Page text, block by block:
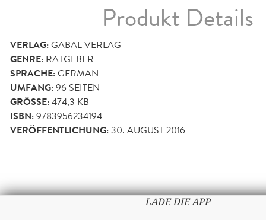
Produkt Details
VERLAG:GABAL VERLAG
GENRE: RATGEBER
SPRACHE:GERMAN
UMFANG:96 SEITEN
GRÖSSE: 474,3 KB
ISBN:9783956234194
VERÖFFENTLICHUNG:30. AUGUST 2016
LADE DIE APP